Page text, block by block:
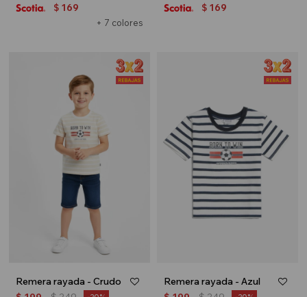
+ 7 colores
$ 169 $ 169
Remera rayada - Crudo Remera rayada - Azul